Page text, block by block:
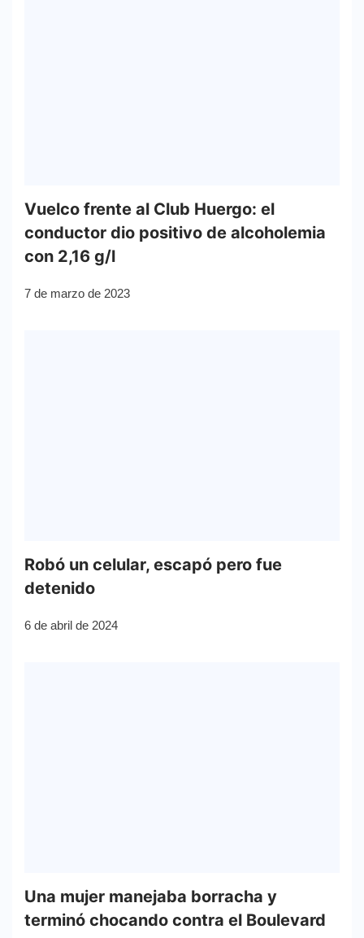
Vuelco frente al Club Huergo: el
conductor dio positivo de alcoholemia
con 2,16 g/l
7 de marzo de 2023
Robó un celular, escapó pero fue
detenido
6 de abril de 2024
Una mujer manejaba borracha y
terminó chocando contra el Boulevard